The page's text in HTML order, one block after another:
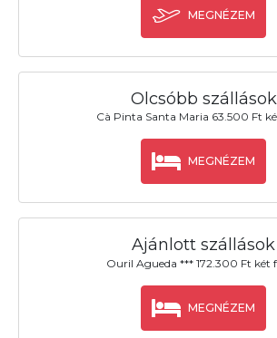
MEGNÉZEM
Olcsóbb szállások
Cà Pinta Santa Maria 63.500 Ft
MEGNÉZEM
Ajánlott szállások
Ouril Agueda *** 172.300 Ft két
MEGNÉZEM